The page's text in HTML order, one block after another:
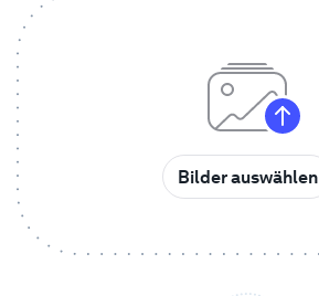
Kreativer Workflow
Bilder auswählen